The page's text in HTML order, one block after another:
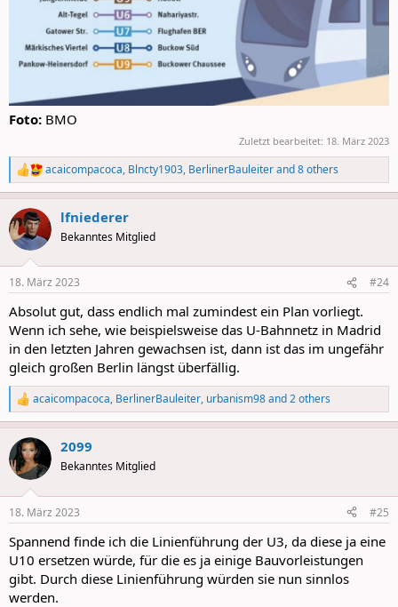
Foto: BMO
Zuletzt bearbeitet: 18. März 2023
R
e
a
c
t
i
s
acaicompacoca, Blncty1903, BerlinerBauleiterand 8 others
lfniederer
Bekanntes Mitglied
18. März 2023 #24
Absolut gut, dass endlich mal zumindest ein Plan vorliegt.
Wenn ich sehe, wie beispielsweise das U-Bahnnetz in Madrid
in den letzten Jahren gewachsen ist, dann ist das im ungefähr
gleich großen Berlin längst überfällig.
R
e
a
c
t
i
s
acaicompacoca, BerlinerBauleiter, urbanism98and 2 others
2099
Bekanntes Mitglied
18. März 2023 #25
Spannend finde ich die Linienführung der U3, da diese ja eine
U10 ersetzen würde, für die es ja einige Bauvorleistungen
gibt. Durch diese Linienführung würden sie nun sinnlos
werden.